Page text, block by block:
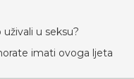
u seksu?
imati ovoga ljeta